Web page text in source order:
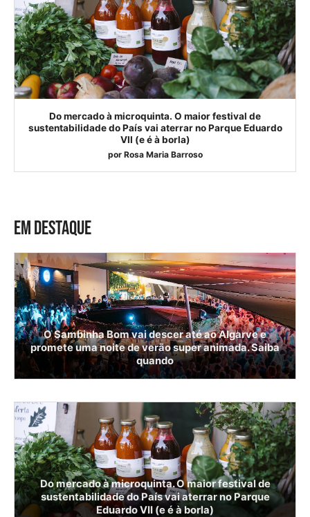
Do mercado à microquinta. O maior festival de
sustentabilidade do País vai aterrar no Parque Eduardo
VII (e é à borla)
por Rosa Maria Barroso
EM DESTAQUE
O Sambinha Bom vai descer até ao Algarve e
promete uma noite de verão super animada. Saiba
quando
Do mercado à microquinta. O maior festival de
sustentabilidade do País vai aterrar no Parque
Eduardo VII (e é à borla)